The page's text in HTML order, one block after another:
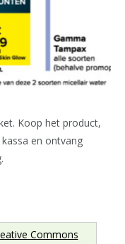
Koop het product,
en ontvang
Commons